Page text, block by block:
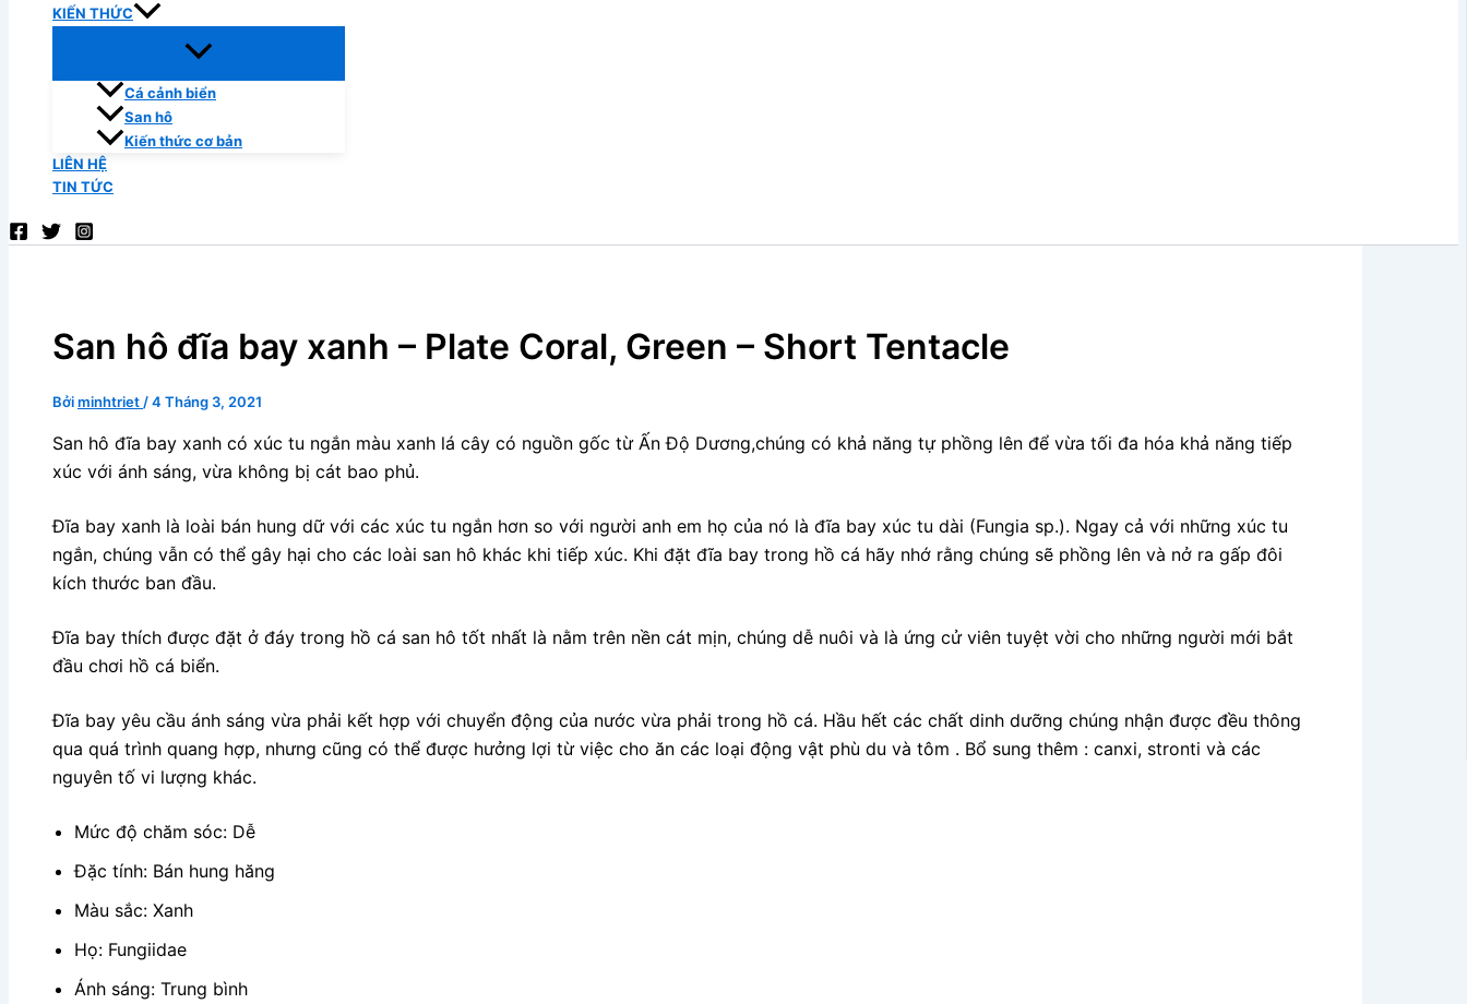
KIẾN THỨC
Cá cảnh biển
San hô
Kiến thức cơ bản
LIÊN HỆ
TIN TỨC
San hô đĩa bay xanh – Plate Coral, Green – Short Tentacle
Bởiminhtriet /4 Tháng 3, 2021
San hô đĩa bay xanh có xúc tu ngắn màu xanh lá cây có nguồn gốc từ Ấn Độ Dương,chúng có khả năng tự phồng lên để vừa tối đa hóa khả năng tiếp
xúc với ánh sáng, vừa không bị cát bao phủ.
Đĩa bay xanh là loài bán hung dữ với các xúc tu ngắn hơn so với người anh em họ của nó là đĩa bay xúc tu dài (Fungia sp.). Ngay cả với những xúc tu
ngắn, chúng vẫn có thể gây hại cho các loài san hô khác khi tiếp xúc. Khi đặt đĩa bay trong hồ cá hãy nhớ rằng chúng sẽ phồng lên và nở ra gấp đôi
kích thước ban đầu.
Đĩa bay thích được đặt ở đáy trong hồ cá san hô tốt nhất là nằm trên nền cát mịn, chúng dễ nuôi và là ứng cử viên tuyệt vời cho những người mới bắt
đầu chơi hồ cá biển.
Đĩa bay yêu cầu ánh sáng vừa phải kết hợp với chuyển động của nước vừa phải trong hồ cá. Hầu hết các chất dinh dưỡng chúng nhận được đều thông
qua quá trình quang hợp, nhưng cũng có thể được hưởng lợi từ việc cho ăn các loại động vật phù du và tôm . Bổ sung thêm : canxi, stronti và các
nguyên tố vi lượng khác.
Mức độ chăm sóc: Dễ
Đặc tính: Bán hung hăng
Màu sắc: Xanh
Họ: Fungiidae
Ánh sáng: Trung bình